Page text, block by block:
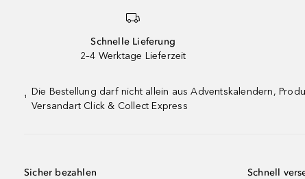
Schnelle Lieferung
2–4 Werktage Lieferzeit
¹
Die Bestellung darf nicht allein aus Adventskalendern,
Versandart Click & Collect Express
Sicher bezahlen Schnell